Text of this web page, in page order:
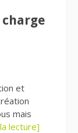
et
mais
lecture]